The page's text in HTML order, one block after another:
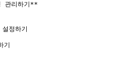
관리하기**
정하기
기